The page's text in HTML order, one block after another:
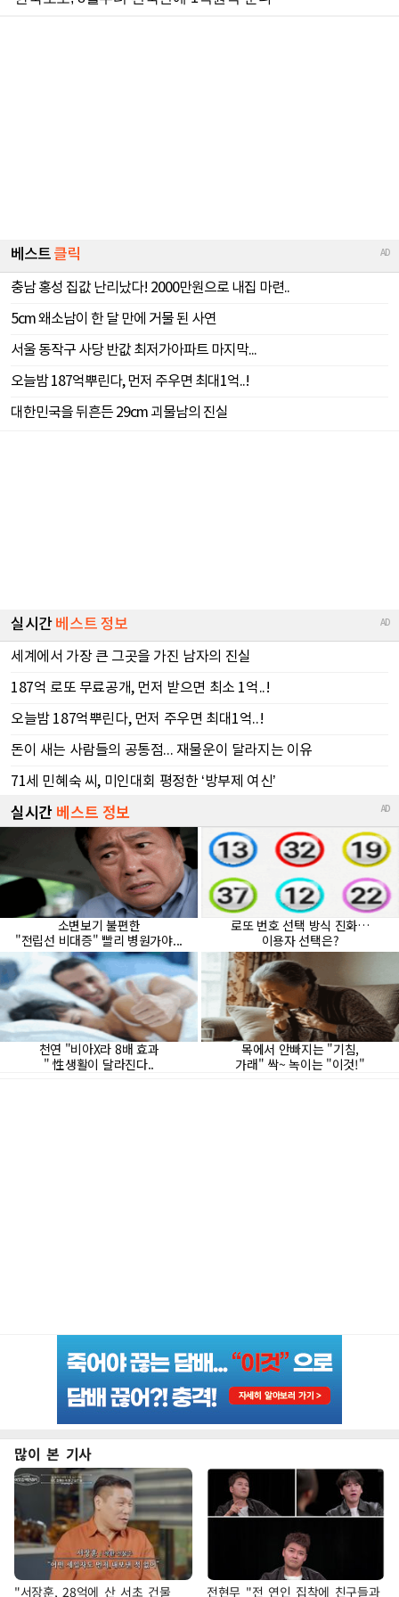
많이 본 기사
"서장훈, 28억에 산 서초 건물 전현무 "전 연인 집착에 친구들과